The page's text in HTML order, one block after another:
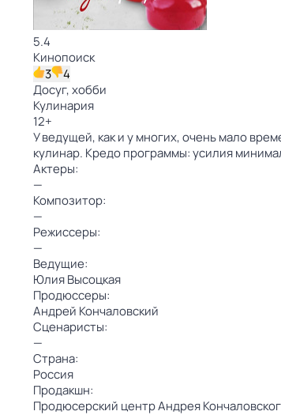
5.4
Кинопоиск
3
4
Досуг, хобби
Кулинария
12+
У ведущей, как и у многих, очень мало
кулинар. Кредо программы: усилия
Актеры:
—
Композитор:
—
Режиссеры:
—
Ведущие:
Юлия Высоцкая
Продюссеры:
Андрей Кончаловский
Сценаристы:
—
Страна:
Россия
Продакшн:
Продюсерский центр Андрея